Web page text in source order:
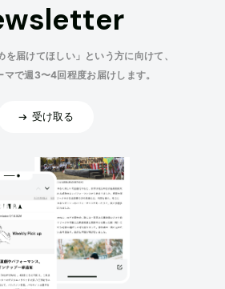
を届けてほしい」という方に向けて、
マで週3〜4回程度お届けします。
受け取る